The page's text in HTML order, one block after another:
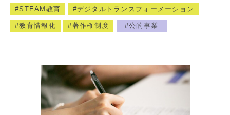
STEAM教育 デジタルトランスフォーメーション
教育情報化 著作権制度 公的事業